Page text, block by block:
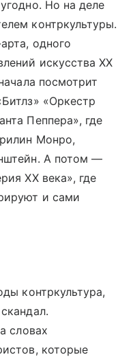
Но на деле
контркультуры.
одного
искусства XX
посмотрит
«Оркестр
Пеппера», где
Монро,
А потом —
XX века», где
и сами
контркультура,
словах
которые